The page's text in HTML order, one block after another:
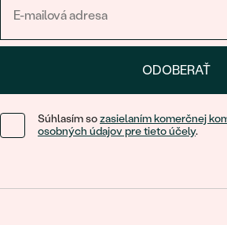
ODOBERAŤ
Súhlasím sozasielaním komerčnej
osobných údajov pre tieto účely.